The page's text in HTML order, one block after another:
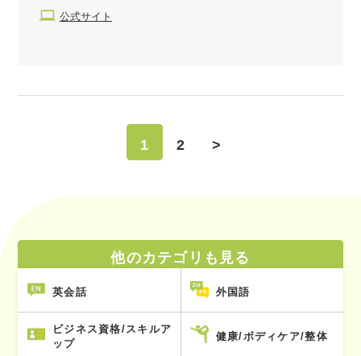
公式サイト
1 2 >
他のカテゴリも見る
英会話 外国語
ビジネス資格/スキルア
ップ
健康/ボディケア/整体